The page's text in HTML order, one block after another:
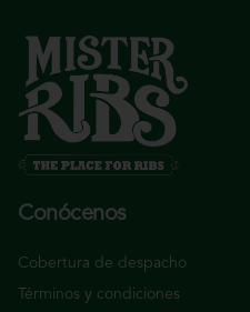
Conócenos
Cobertura de despacho
Términos y condiciones